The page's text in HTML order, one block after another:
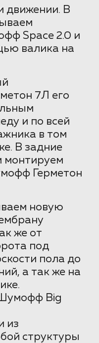
движении. В
Space 2.0 и
валика на
7Л его
и по всей
в том
В задние
монтируем
Герметон
новую
же от
под
пола до
а так же на
Big
из
структуры